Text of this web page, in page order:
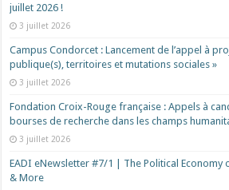
juillet 2026 !
3 juillet 2026
Campus Condorcet : Lancement de l’appel à
publique(s), territoires et mutations sociales »
3 juillet 2026
Fondation Croix-Rouge française : Appels à
bourses de recherche dans les champs
3 juillet 2026
EADI eNewsletter #7/1 | The Political
& More